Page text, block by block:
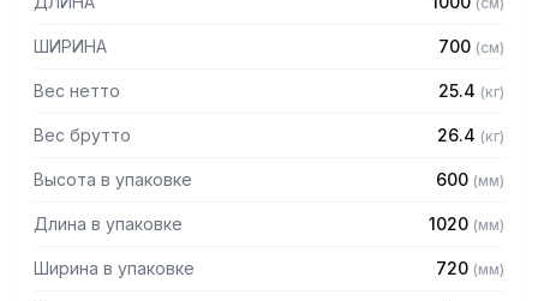
защищает сотрудников горячего цеха.
— Бескаркасный
0,8мм
— Поставляется в собранном виде
ШИРИНА 700 (см)
Вес нетто 25.4 (кг)
Вес брутто 26.4 (кг)
Высота в упаковке 600 (мм)
Длина в упаковке 1020 (мм)
Ширина в упаковке 720 (мм)